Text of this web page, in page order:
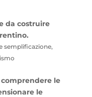
da costruire
semplificazione,
le
le